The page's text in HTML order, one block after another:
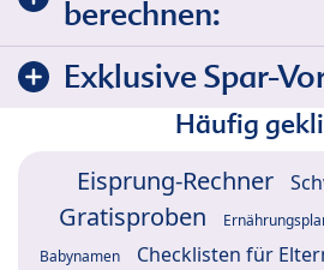
berechnen:
Exklusive Spar-
Häufig
Eisprung-Rechner
Gratisproben
Babynamen Checklisten für